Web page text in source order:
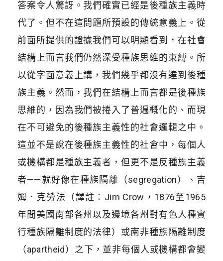
答案令人驚訝。我們確實已經是後種族主義時
代了。但不在這問題所預設的傳統意義上。從
前面所提供的證據我們可以明顯看到，在社會
結構上而言我們仍然深受種族思維的束縛。所
以從字面意義上講，我們幾乎都沒有達到後種
族主義。然而，我們在結構上而言都是後種族
思維的，因為我們被捲入了普遍概化的、而現
在不可避免的後種族主義性的社會邏輯之中。
這並不是說在後種族主義性的社會中，每個人
或機構都是種族主義者，但更不是反種族主義
者——就好像在種族隔離（segregation）、吉
姆．克勞法（譯註：Jim Crow，1876至1965
年間美國南部各州以及邊境各州對有色人種實
行種族隔離制度的法律）或南非種族隔離制度
（apartheid）之下，並非每個人或機構都會變